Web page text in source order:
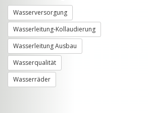
Wasserversorgung
Wasserleitung-Kollaudierung
Wasserleitung Ausbau
Wasserqualität
Wasserräder